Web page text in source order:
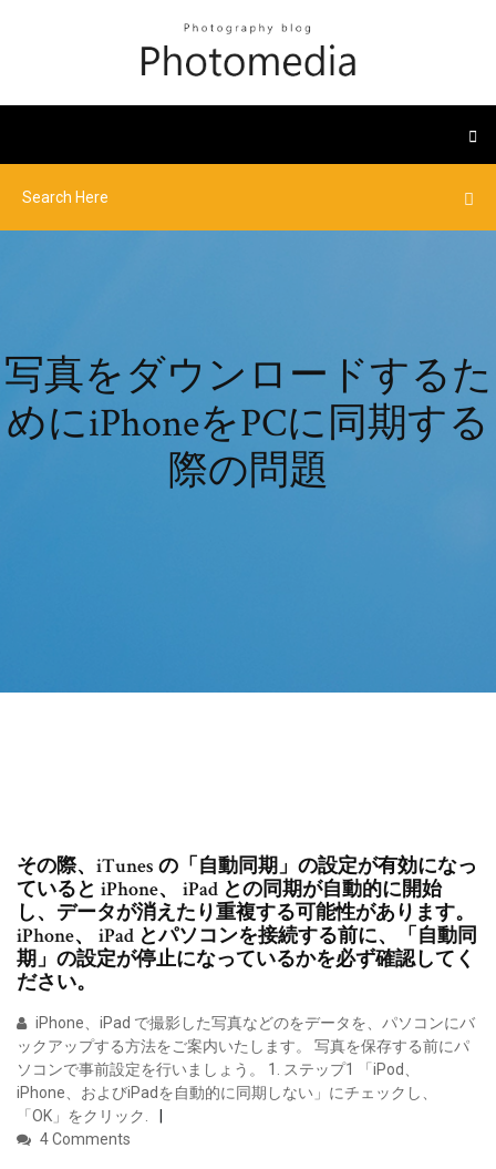
写真をダウンロードするた
めにiPhoneをPCに同期する
際の問題
その際、iTunes の「自動同期」の設定が有効になっ
ていると iPhone、 iPad との同期が自動的に開始
し、データが消えたり重複する可能性があります。
iPhone、 iPad とパソコンを接続する前に、「自動同
期」の設定が停止になっているかを必ず確認してく
ださい。
iPhone、iPad で撮影した写真などのをデータを、パソコンにバ
ックアップする方法をご案内いたします。 写真を保存する前にパ
ソコンで事前設定を行いましょう。 1. ステップ1 「iPod、
iPhone、およびiPadを自動的に同期しない」にチェックし、
「OK」をクリック.
4 Comments